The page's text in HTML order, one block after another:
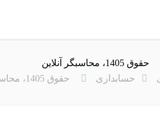
حقوق 1405، محاسبگر آنلاین
حسابداری حقوق 1405، محاسبگر آنلاین